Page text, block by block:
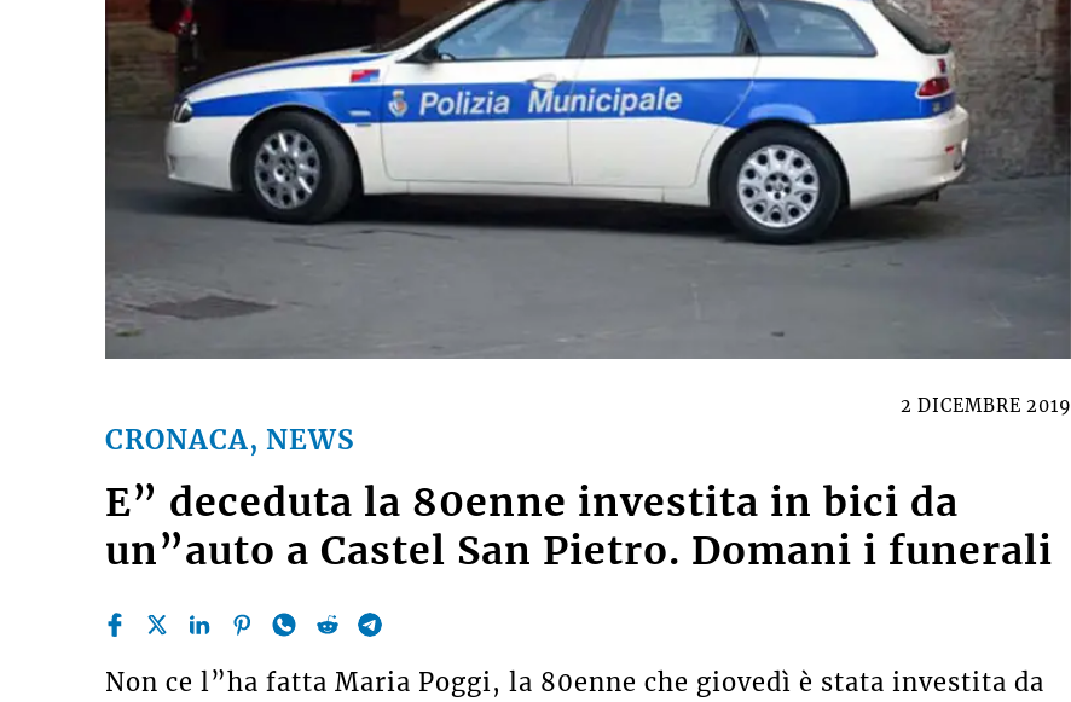
CRONACA, NEWS
2 DICEMBRE 2019
E” deceduta la 80enne investita in bici da
un”auto a Castel San Pietro. Domani i funerali
Non ce l”ha fatta Maria Poggi, la 80enne che giovedì è stata investita da